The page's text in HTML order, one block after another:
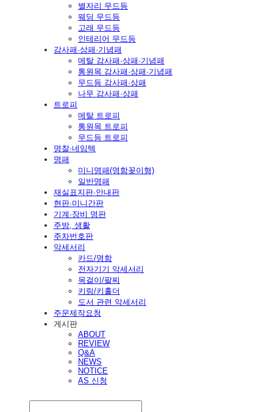
별자리 무드등
웨딩 무드등
고래 무드등
인테리어 무드등
감사패·상패·기념패
메탈 감사패·상패·기념패
통원목 감사패·상패·기념패
무드등 감사패·상패
나무 감사패·상패
트로피
메탈 트로피
통원목 트로피
무드등 트로피
명찰·네임텍
명패
미니명패(명함꽂이형)
일반명패
재실표지판·안내판
현판·미니간판
기계·장비 명판
주방, 생활
주차번호판
악세서리
카드/명함
전자기기 악세서리
목걸이/팔찌
키링/키홀더
도서 관련 악세서리
주문제작요청
게시판
ABOUT
REVIEW
Q&A
NEWS
NOTICE
AS 신청